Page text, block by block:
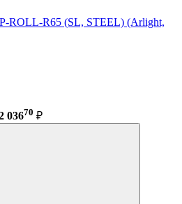
ROLL-R65 (SL, STEEL) (Arlight,
03670 ₽